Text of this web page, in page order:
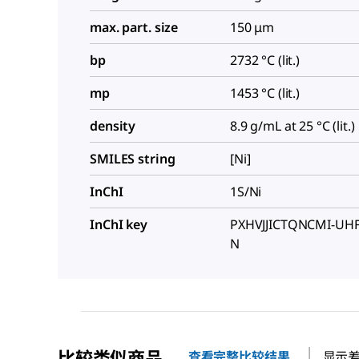
max. part. size
150 μm
bp
2732 °C (lit.)
mp
1453 °C (lit.)
density
8.9 g/mL at 25 °C (lit.)
SMILES string
[Ni]
InChI
1S/Ni
InChI key
PXHVJJICTQNCMI-
N